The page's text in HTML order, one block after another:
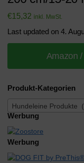
€15,32 inkl. MwSt.
Last updated on 4.
Amazon
Produkt-Kategorien
Hundeleine Produkte
Werbung
Werbung